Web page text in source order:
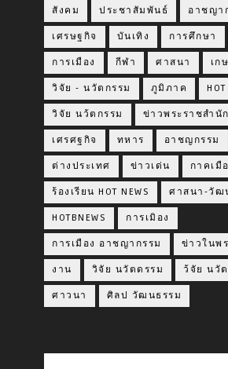
สังคม ประชาสัมพันธ์ อาชญา
เศรษฐกิจ บันเทิง การศึกษา
การเมือง กีฬา ศาสนา เก
วิจัย - นวัตกรรม ภูมิภาค
วิจัย นว้ตกรรม ข่าวพระราชสำนัก
เศรศฐกิจ ทหาร อาชญกรรม
ต่างประเทศ ข่าวเด่น กาคเมื
ร้องเรียน HOT NEWS ศาสนา-วัฒ
HOTBNEWS การเมิอง
การเมือง อาชญากรรม ข่าวในพ
งาน วิจัย นวัตดรรม ว้จัย นวั
ศาวนา ศิลป วัฒนธรรม